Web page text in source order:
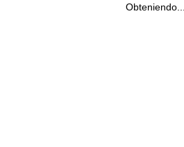
Obteniendo...